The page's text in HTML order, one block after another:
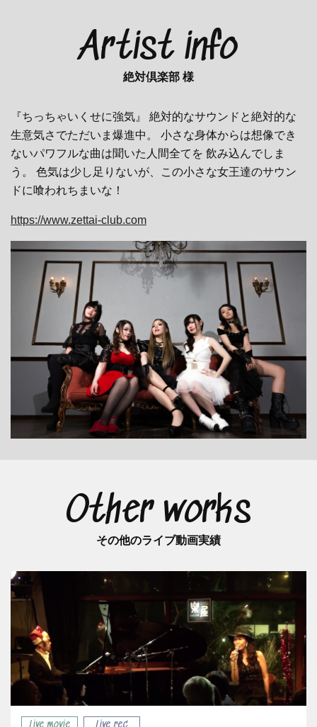
Artist info
絶対倶楽部 様
『ちっちゃいくせに強気』 絶対的なサウンドと絶対的な
生意気さでただいま爆進中。 小さな身体からは想像でき
ないパワフルな曲は聞いた人間全てを 飲み込んでしま
う。 色気は少し足りないが、この小さな女王達のサウン
ドに喰われちまいな！
https://www.zettai-club.com
Other works
その他のライブ動画実績